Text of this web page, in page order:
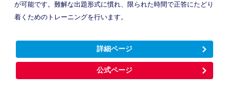
が可能です。難解な出題形式に慣れ、限られた時間で正答にたどり
着くためのトレーニングを行います。
詳細ページ
公式ページ